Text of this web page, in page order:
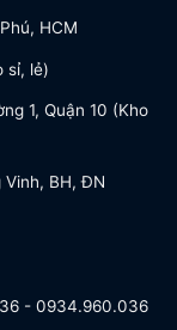
HCM
sỉ, lẻ)
1, Quận 10 (Kho
Vinh, BH, ĐN
- 0934.960.036